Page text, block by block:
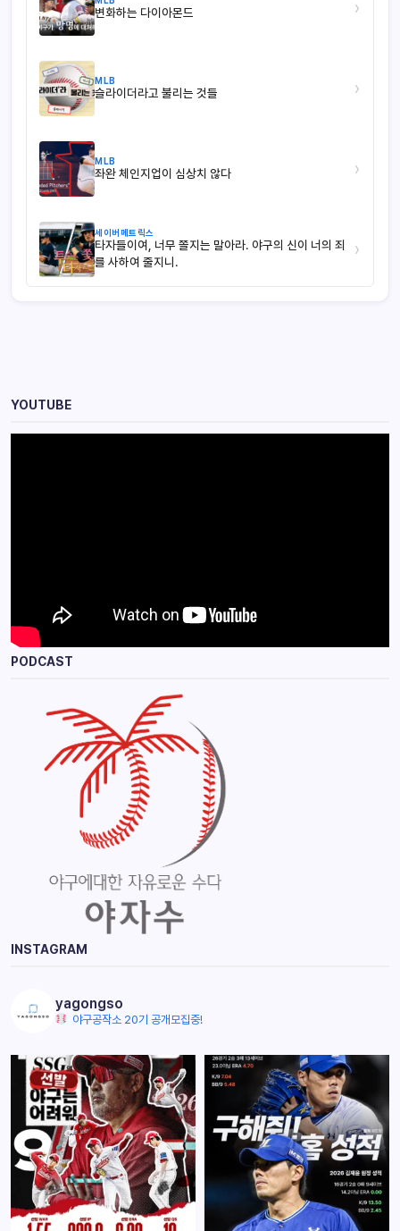
변화하는 다이아몬드 ›
MLB
슬라이더라고 불리는 것들 ›
MLB
좌완 체인지업이 심상치 않다 ›
세이버메트릭스
타자들이여, 너무 쫄지는 말아라. 야구의 신이 너의 죄
를 사하여 줄지니.
›
YOUTUBE
PODCAST
INSTAGRAM
yagongso
야구공작소 20기 공개모집중!